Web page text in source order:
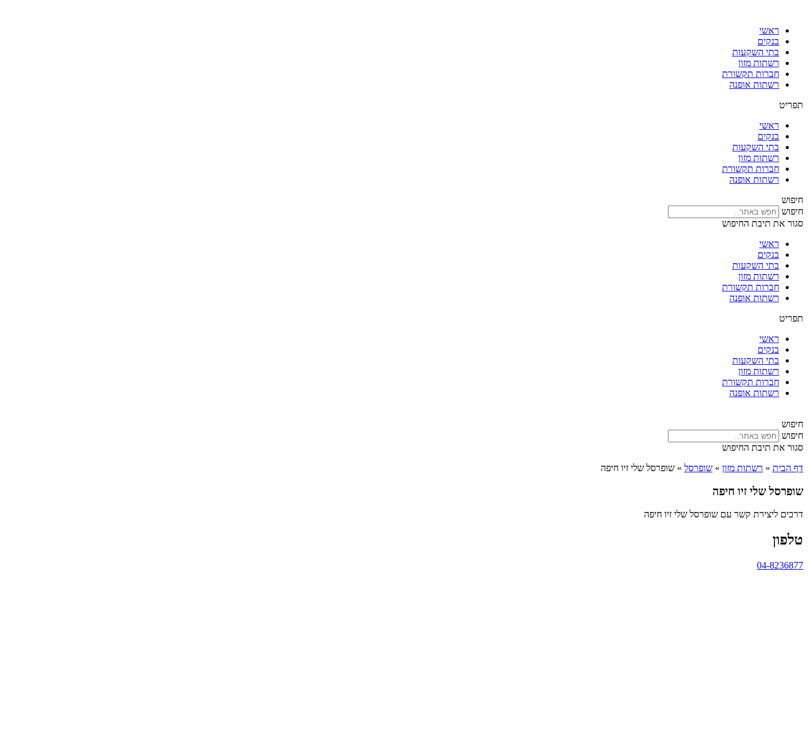
ראשי
בנקים
בתי השקעות
רשתות מזון
חברות תקשורת
רשתות אופנה
תפריט
ראשי
בנקים
בתי השקעות
רשתות מזון
חברות תקשורת
רשתות אופנה
חיפוש
חיפוש
סגור את תיבת החיפוש
ראשי
בנקים
בתי השקעות
רשתות מזון
חברות תקשורת
רשתות אופנה
תפריט
ראשי
בנקים
בתי השקעות
רשתות מזון
חברות תקשורת
רשתות אופנה
חיפוש
חיפוש
סגור את תיבת החיפוש
דף הבית » רשתות מזון » שופרסל » שופרסל שלי זיו חיפה
שופרסל שלי זיו חיפה
דרכים ליצירת קשר עם שופרסל שלי זיו חיפה
טלפון
04-8236877